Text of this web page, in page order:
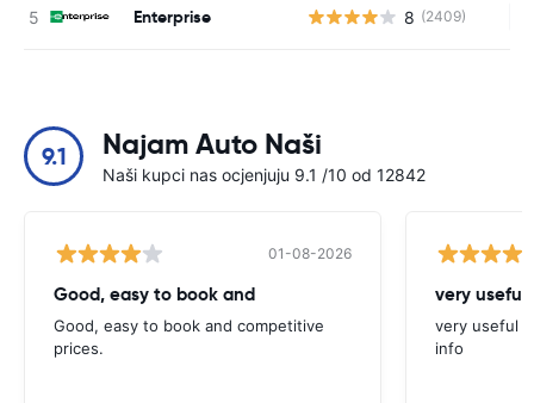
Enterprise 8 (2409)
9.1 Najam Auto Naši
Naši kupci nas ocjenjuju 9.1 /10 od 12842
01-08-2026
Good, easy to book and
Good, easy to book and competitive
prices.
very useful
very useful
info